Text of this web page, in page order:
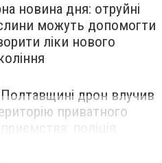
новина дня: отруйні
можуть допомогти
ліки нового
дрон влучив
приватного